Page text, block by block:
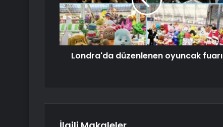
Londra'da düzenlenen oyuncak fuarı